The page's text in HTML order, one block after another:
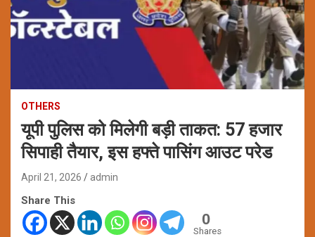
OTHERS
यूपी पुलिस को मिलेगी बड़ी ताकत: 57 हजार
सिपाही तैयार, इस हफ्ते पासिंग आउट परेड
April 21, 2026 admin
Share This
0
Shares